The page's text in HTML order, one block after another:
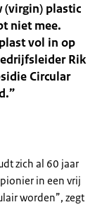
(virgin) plastic
niet mee.
vol in op
Rik
Circular
zich al 60 jaar
in een vrij
worden”, zegt